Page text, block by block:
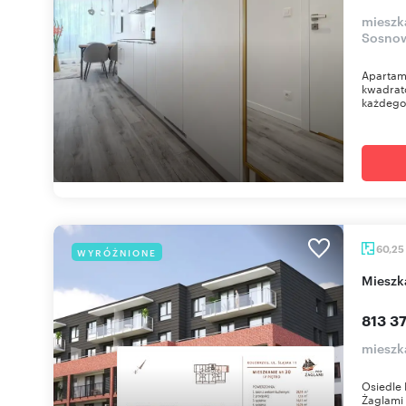
WYRÓŻNIONE 60,25
813
Osiedle